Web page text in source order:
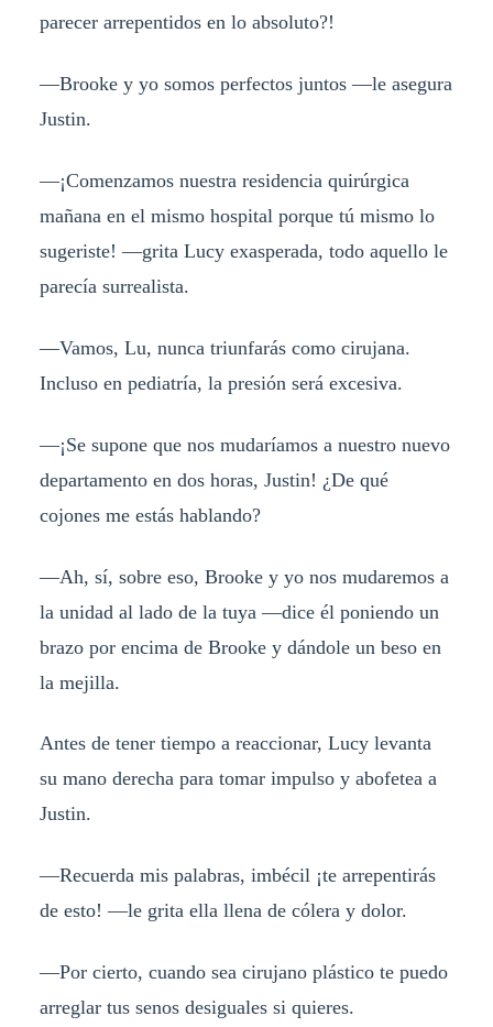
parecer arrepentidos en lo absoluto?!
—Brooke y yo somos perfectos juntos —le asegura
Justin.
—¡Comenzamos nuestra residencia quirúrgica
mañana en el mismo hospital porque tú mismo lo
sugeriste! —grita Lucy exasperada, todo aquello le
parecía surrealista.
—Vamos, Lu, nunca triunfarás como cirujana.
Incluso en pediatría, la presión será excesiva.
—¡Se supone que nos mudaríamos a nuestro nuevo
departamento en dos horas, Justin! ¿De qué
cojones me estás hablando?
—Ah, sí, sobre eso, Brooke y yo nos mudaremos a
la unidad al lado de la tuya —dice él poniendo un
brazo por encima de Brooke y dándole un beso en
la mejilla.
Antes de tener tiempo a reaccionar, Lucy levanta
su mano derecha para tomar impulso y abofetea a
Justin.
—Recuerda mis palabras, imbécil ¡te arrepentirás
de esto! —le grita ella llena de cólera y dolor.
—Por cierto, cuando sea cirujano plástico te puedo
arreglar tus senos desiguales si quieres.